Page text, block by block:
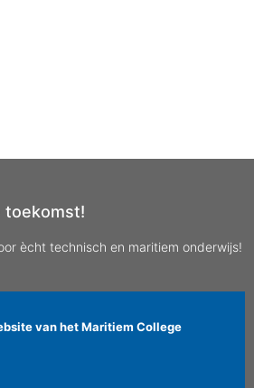
toekomst!
ècht technisch en maritiem onderwijs!
van het Maritiem College